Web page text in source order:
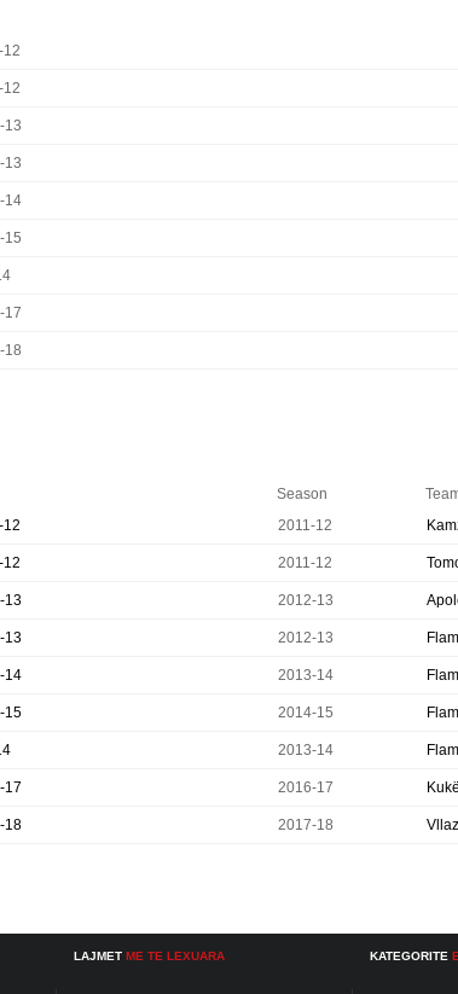
12
12
13
13
14
15
17
18
Season
12
2011-12
12 2011-12
13 2012-13
13 2012-13
14 2013-14
15 2014-15
2013-14
17 2016-17
18 2017-18
LAJMET ME TE LEXUARA KATEGORITE